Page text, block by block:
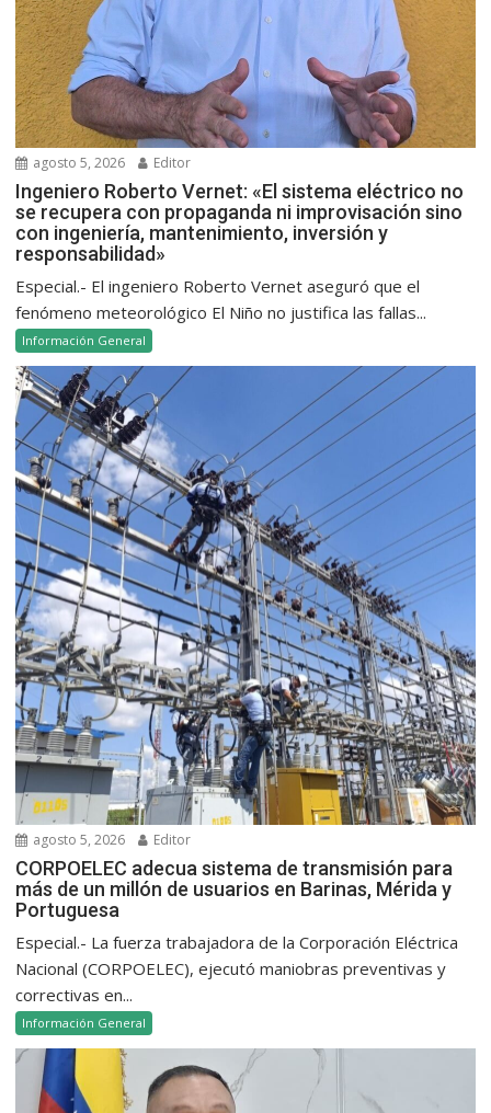
agosto 5, 2026 Editor
Ingeniero Roberto Vernet: «El sistema eléctrico no
se recupera con propaganda ni improvisación sino
con ingeniería, mantenimiento, inversión y
responsabilidad»
Especial.- El ingeniero Roberto Vernet aseguró que el
fenómeno meteorológico El Niño no justifica las fallas...
Información General
agosto 5, 2026 Editor
CORPOELEC adecua sistema de transmisión para
más de un millón de usuarios en Barinas, Mérida y
Portuguesa
Especial.- La fuerza trabajadora de la Corporación Eléctrica
Nacional (CORPOELEC), ejecutó maniobras preventivas y
correctivas en...
Información General